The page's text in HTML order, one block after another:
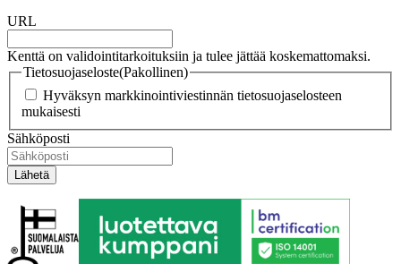
URL
Kenttä on validointitarkoituksiin ja tulee jättää koskemattomaksi.
Tietosuojaseloste(Pakollinen)
Hyväksyn markkinointiviestinnän tietosuojaselosteen
mukaisesti
Sähköposti